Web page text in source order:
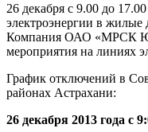
26 декабря с 9.00 до
электроэнергии в жилые
Компания ОАО «МРСК
мероприятия на линиях
График отключений в
районах Астрахани:
26 декабря 2013 года с